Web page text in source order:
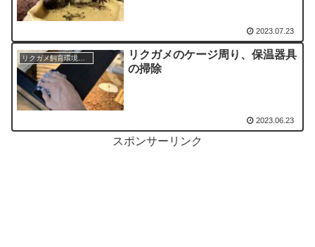
2023.07.23
リクガメ飼育環境・グッズ等
リクガメのケージ周り、保温器具
の掃除
2023.06.23
スポンサーリンク